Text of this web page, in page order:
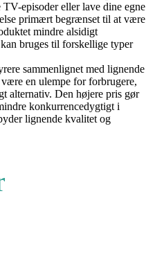
episoder eller lave dine egne
primært begrænset til at være
mindre alsidigt
bruges til forskellige typer
sammenlignet med lignende
en ulempe for forbrugere,
alternativ. Den højere pris gør
konkurrencedygtigt i
lignende kvalitet og